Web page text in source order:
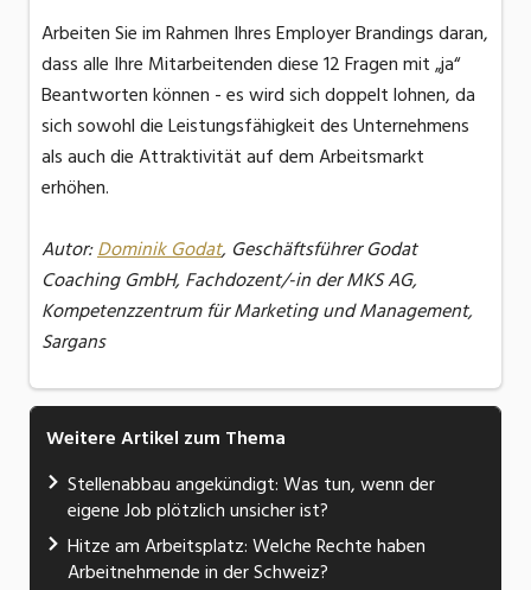
Arbeiten Sie im Rahmen Ihres Employer Brandings daran,
dass alle Ihre Mitarbeitenden diese 12 Fragen mit „ja“
Beantworten können - es wird sich doppelt lohnen, da
sich sowohl die Leistungsfähigkeit des Unternehmens
als auch die Attraktivität auf dem Arbeitsmarkt
erhöhen.
Autor:Dominik Godat, Geschäftsführer Godat
Coaching GmbH, Fachdozent/-in der MKS AG,
Kompetenzzentrum für Marketing und Management,
Sargans
Weitere Artikel zum Thema
Stellenabbau angekündigt: Was tun, wenn der
eigene Job plötzlich unsicher ist?
Hitze am Arbeitsplatz: Welche Rechte haben
Arbeitnehmende in der Schweiz?